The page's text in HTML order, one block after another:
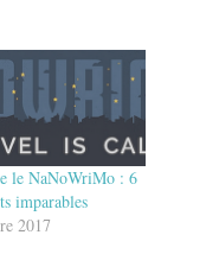
le NaNoWriMo : 6
imparables
2017